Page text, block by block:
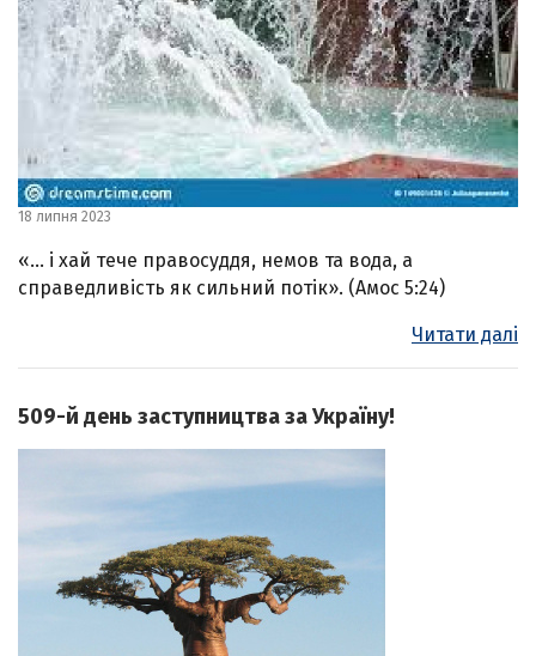
18 липня 2023
«… і хай тече правосуддя, немов та вода, а
справедливість як сильний потік». (Амос 5:24)
Читати далі
509-й день заступництва за Україну!